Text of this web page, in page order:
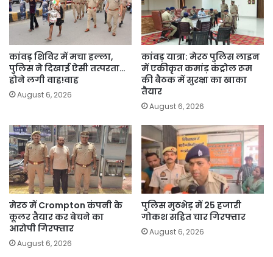
कांवड़ शिविर में मचा हल्ला,
पुलिस ने दिखाई ऐसी तत्परता…
होने लगी वाह!वाह
August 6, 2026
कांवड़ यात्रा: मेरठ पुलिस लाइन
में एकीकृत कमांड़ कंट्रोल रूम
की बैठक में सुरक्षा का खाका
तैयार
August 6, 2026
मेरठ में Crompton कंपनी के
कूलर तैयार कर बेचने का
आरोपी गिरफ्तार
August 6, 2026
पुलिस मुठभेड़ में 25 हजारी
गोकश सहित चार गिरफ्तार
August 6, 2026